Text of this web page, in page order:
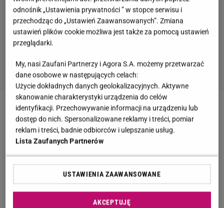
Zobacz wideo"Chciałabym zobaczyć Stinga w moim
pokoju, tylko z gitarą". Beata Kozidrak zakręciła
Kołem Plotka
Sting wystąpi na "Sylwestrze z Dwójką". Ujawniono,
co znajdzie się w jego garderobie
odnośnik „Ustawienia prywatności ” w stopce serwisu i
przechodząc do „Ustawień Zaawansowanych”. Zmiana
ustawień plików cookie możliwa jest także za pomocą ustawień
przeglądarki.
My, nasi Zaufani Partnerzy i Agora S.A. możemy przetwarzać
dane osobowe w następujących celach:
Użycie dokładnych danych geolokalizacyjnych. Aktywne
skanowanie charakterystyki urządzenia do celów
identyfikacji. Przechowywanie informacji na urządzeniu lub
dostęp do nich. Spersonalizowane reklamy i treści, pomiar
reklam i treści, badnie odbiorców i ulepszanie usług.
Lista Zaufanych Partnerów
USTAWIENIA ZAAWANSOWANE
AKCEPTUJĘ